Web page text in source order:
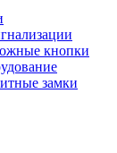
кнопки
замки